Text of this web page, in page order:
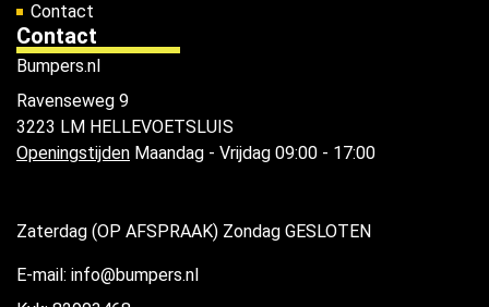
Contact
Contact
Bumpers.nl
Ravenseweg 9
3223 LM HELLEVOETSLUIS
Openingstijden Maandag - Vrijdag 09:00 - 17:00
Zaterdag (OP AFSPRAAK) Zondag GESLOTEN
E-mail: info@bumpers.nl